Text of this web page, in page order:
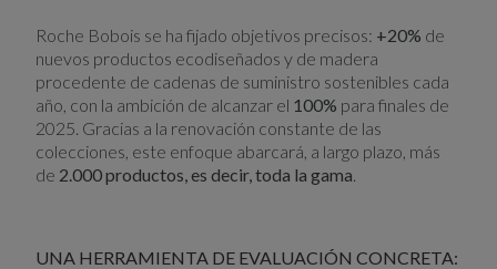
Roche Bobois se ha fijado objetivos precisos: +20% de
nuevos productos ecodiseñados y de madera
procedente de cadenas de suministro sostenibles cada
año, con la ambición de alcanzar el 100% para finales de
2025. Gracias a la renovación constante de las
colecciones, este enfoque abarcará, a largo plazo, más
de 2.000 productos, es decir, toda la gama
UNA HERRAMIENTA DE EVALUACIÓN CONCRETA: